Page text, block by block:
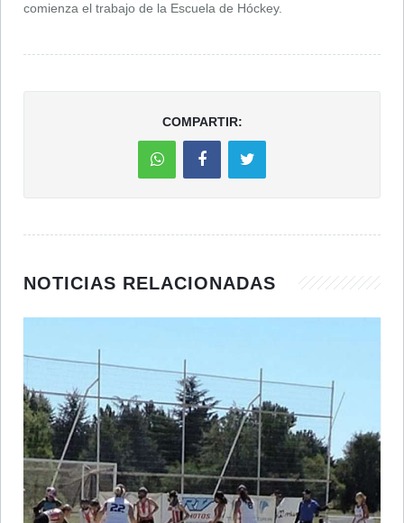
comienza el trabajo de la Escuela de Hóckey.
COMPARTIR:
NOTICIAS RELACIONADAS